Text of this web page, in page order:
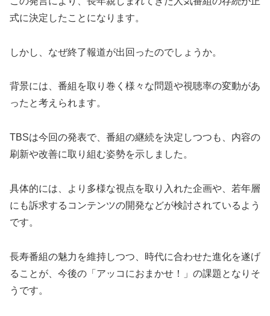
式に決定したことになります。
しかし、なぜ終了報道が出回ったのでしょうか。
背景には、番組を取り巻く様々な問題や視聴率の変動があ
ったと考えられます。
TBSは今回の発表で、番組の継続を決定しつつも、内容の
刷新や改善に取り組む姿勢を示しました。
具体的には、より多様な視点を取り入れた企画や、若年層
にも訴求するコンテンツの開発などが検討されているよう
です。
長寿番組の魅力を維持しつつ、時代に合わせた進化を遂げ
ることが、今後の「アッコにおまかせ！」の課題となりそ
うです。